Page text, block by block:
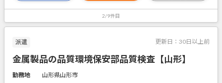
2/9件目
派遣 更新日： 30日以上前
金属製品の品質環境保安部品質検査【山形】
勤務地
山形県山形市